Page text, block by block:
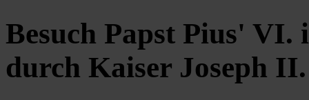
Besuch Papst Pius'
durch Kaiser Joseph